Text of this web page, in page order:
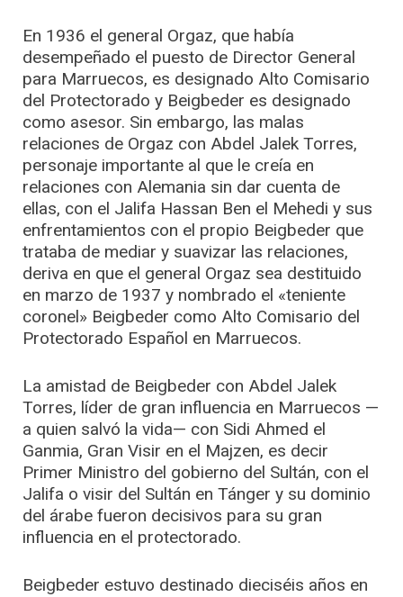
En 1936 el general Orgaz, que había
desempeñado el puesto de Director General
para Marruecos, es designado Alto Comisario
del Protectorado y Beigbeder es designado
como asesor. Sin embargo, las malas
relaciones de Orgaz con Abdel Jalek Torres,
personaje importante al que le creía en
relaciones con Alemania sin dar cuenta de
ellas, con el Jalifa Hassan Ben el Mehedi y sus
enfrentamientos con el propio Beigbeder que
trataba de mediar y suavizar las relaciones,
deriva en que el general Orgaz sea destituido
en marzo de 1937 y nombrado el «teniente
coronel» Beigbeder como Alto Comisario del
Protectorado Español en Marruecos.
La amistad de Beigbeder con Abdel Jalek
Torres, líder de gran influencia en Marruecos —
a quien salvó la vida— con Sidi Ahmed el
Ganmia, Gran Visir en el Majzen, es decir
Primer Ministro del gobierno del Sultán, con el
Jalifa o visir del Sultán en Tánger y su dominio
del árabe fueron decisivos para su gran
influencia en el protectorado.
Beigbeder estuvo destinado dieciséis años en